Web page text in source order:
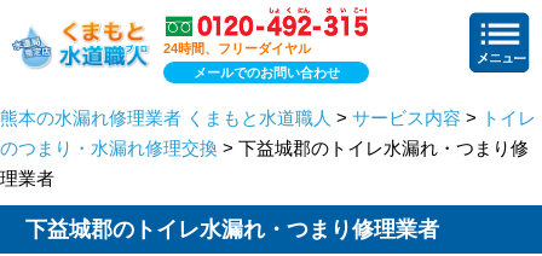
24時間、フリーダイヤル
メールでのお問い合わせ
熊本の水漏れ修理業者 くまもと水道職人 > サービス内容 > トイレ
のつまり・水漏れ修理交換 > 下益城郡のトイレ水漏れ・つまり修
理業者
下益城郡のトイレ水漏れ・つまり修理業者